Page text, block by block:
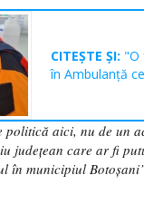
CITEȘTE ȘI: "O
în Ambulanță
politică aici, nu de un
județean care ar fi
în municipiul